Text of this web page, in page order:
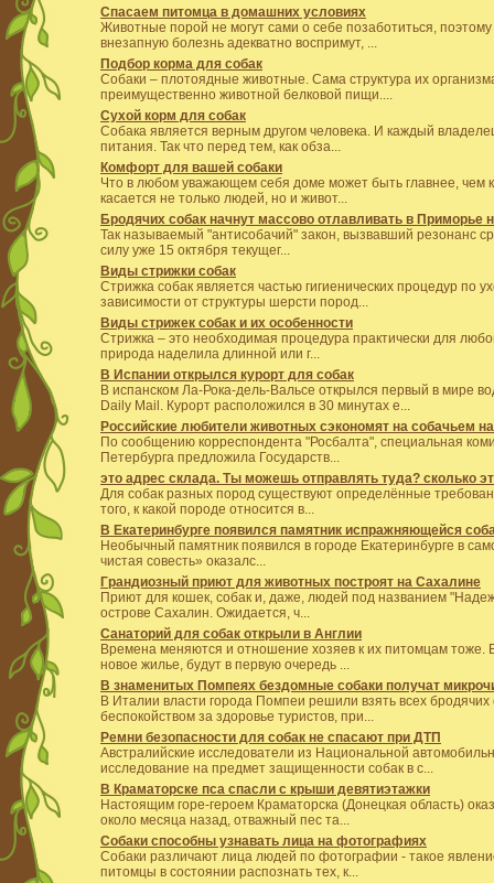
Спасаем питомца в домашних условиях
Животные порой не могут сами о себе позаботиться,
внезапную болезнь адекватно воспримут, ...
Подбор корма для собак
Собаки – плотоядные животные. Сама структура их
преимущественно животной белковой пищи....
Сухой корм для собак
Собака является верным другом человека. И каждый
питания. Так что перед тем, как обза...
Комфорт для вашей собаки
Что в любом уважающем себя доме может быть главнее, чем
касается не только людей, но и живот...
Бродячих собак начнут массово отлавливать в Приморье
Так называемый "антисобачий" закон, вызвавший резонанс
силу уже 15 октября текущег...
Виды стрижки собак
Стрижка собак является частью гигиенических процедур по
зависимости от структуры шерсти пород...
Виды стрижек собак и их особенности
Стрижка – это необходимая процедура практически для
природа наделила длинной или г...
В Испании открылся курорт для собак
В испанском Ла-Рока-дель-Вальсе открылся первый в мире
Daily Mail. Курорт расположился в 30 минутах е...
Российские любители животных сэкономят на собачьем
По сообщению корреспондента "Росбалта", специальная
Петербурга предложила Государств...
это адрес склада. Ты можешь отправлять туда? сколько
Для собак разных пород существуют определённые
того, к какой породе относится в...
В Екатеринбурге появился памятник испражняющейся
Необычный памятник появился в городе Екатеринбурге в
чистая совесть» оказалс...
Грандиозный приют для животных построят на Сахалине
Приют для кошек, собак и, даже, людей под названием
острове Сахалин. Ожидается, ч...
Санаторий для собак открыли в Англии
Времена меняются и отношение хозяев к их питомцам тоже.
новое жилье, будут в первую очередь ...
В знаменитых Помпеях бездомные собаки получат
В Италии власти города Помпеи решили взять всех
беспокойством за здоровье туристов, при...
Ремни безопасности для собак не спасают при ДТП
Австралийские исследователи из Национальной
исследование на предмет защищенности собак в с...
В Краматорске пса спасли с крыши девятиэтажки
Настоящим горе-героем Краматорска (Донецкая область)
около месяца назад, отважный пес та...
Собаки способны узнавать лица на фотографиях
Собаки различают лица людей по фотографии - такое
питомцы в состоянии распознать тех, к...